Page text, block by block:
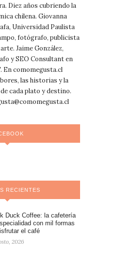
Diez años cubriendo la
chilena. Giovanna
Universidad Paulista
fotógrafo, publicista
Jaime González,
y SEO Consultant en
En comomegusta.cl
las historias y la
cada plato y destino.
RECIENTES
Duck Coffee: la cafetería
con mil formas
el café
2026